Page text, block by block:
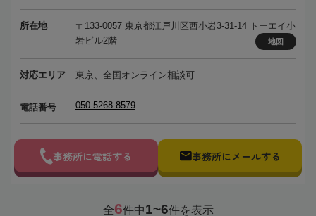
所在地
〒133-0057 東京都江戸川区西小岩3-31-14 トーエイ小
岩ビル2階
地図
対応エリア 東京、全国オンライン相談可
電話番号 050-5268-8579
事務所に電話する 事務所にメールする
全6件中1~6件を表示